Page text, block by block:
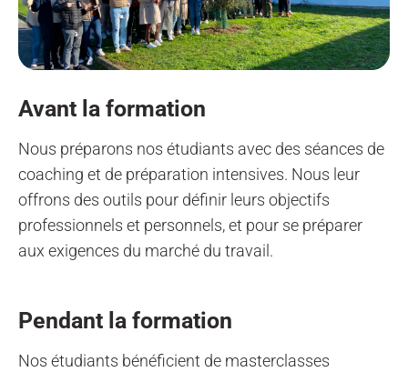
Avant la formation
Nous préparons nos étudiants avec des séances de
coaching et de préparation intensives. Nous leur
offrons des outils pour définir leurs objectifs
professionnels et personnels, et pour se préparer
aux exigences du marché du travail.
Pendant la formation
Nos étudiants bénéficient de masterclasses